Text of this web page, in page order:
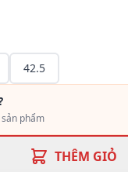
42.5
phẩm
THÊM GIỎ